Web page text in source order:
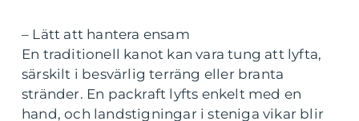
– Lätt att hantera ensam
En traditionell kanot kan vara tung att lyfta,
särskilt i besvärlig terräng eller branta
stränder. En packraft lyfts enkelt med en
hand, och landstigningar i steniga vikar blir